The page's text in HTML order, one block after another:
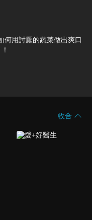
何用討厭的蔬菜做出爽口
收合